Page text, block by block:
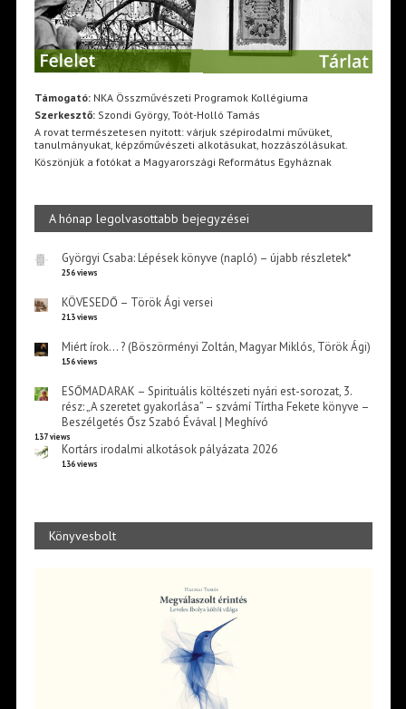
Támogató:NKA Összművészeti Programok Kollégiuma
Szerkesztő:Szondi György, Toót-Holló Tamás
A rovat természetesen nyitott: várjuk szépirodalmi művüket,
tanulmányukat, képzőművészeti alkotásukat, hozzászólásukat.
Köszönjük a fotókat a Magyarországi Református Egyháznak
A hónap legolvasottabb bejegyzései
Györgyi Csaba: Lépések könyve (napló) – újabb részletek*
256 views
KÖVESEDŐ – Török Ági versei
213 views
Miért írok… ? (Böszörményi Zoltán, Magyar Miklós, Török Ági)
156 views
ESŐMADARAK – Spirituális költészeti nyári est-sorozat, 3.
rész: „A szeretet gyakorlása” – szvámí Tírtha Fekete könyve –
Beszélgetés Ősz Szabó Évával | Meghívó
137 views
Kortárs irodalmi alkotások pályázata 2026
136 views
Könyvesbolt